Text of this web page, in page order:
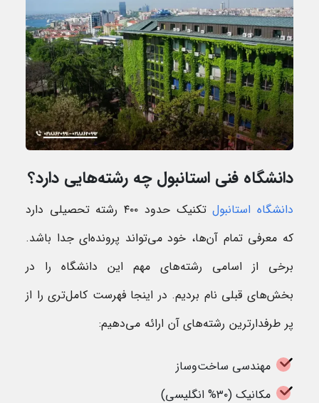
دانشگاه فنی استانبول چه رشته‌هایی دارد؟
دانشگاه استانبول
تکنیک حدود ۴۰۰ رشته تحصیلی دارد
که معرفی تمام آن‌ها، خود می‌تواند پرونده‌ای جدا باشد.
برخی از اسامی رشته‌های مهم این دانشگاه را در
بخش‌های قبلی نام بردیم. در اینجا فهرست کامل‌تری را از
پر طرفدارترین رشته‌های آن ارائه می‌دهیم:
مهندسی ساخت‌وساز
مکانیک (۳۰% انگلیسی)